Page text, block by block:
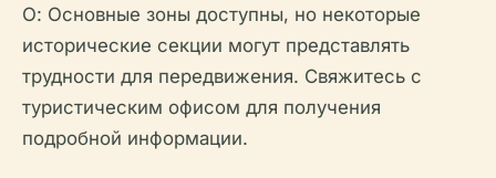
О: Основные зоны доступны, но некоторые
исторические секции могут представлять
трудности для передвижения. Свяжитесь с
туристическим офисом для получения
подробной информации.